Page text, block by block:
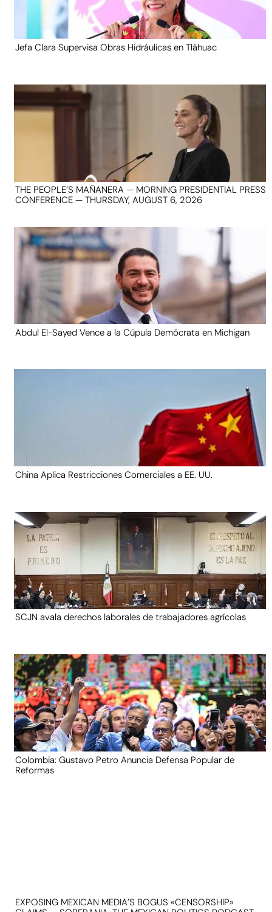
Jefa Clara Supervisa Obras Hidráulicas en Tláhuac
THE PEOPLE’S MAÑANERA — MORNING PRESIDENTIAL PRESS
CONFERENCE — THURSDAY, AUGUST 6, 2026
Abdul El-Sayed Vence a la Cúpula Demócrata en Michigan
China Aplica Restricciones Comerciales a EE. UU.
SCJN avala derechos laborales de trabajadores agrícolas
Colombia: Gustavo Petro Anuncia Defensa Popular de
Reformas
EXPOSING MEXICAN MEDIA’S BOGUS «CENSORSHIP»